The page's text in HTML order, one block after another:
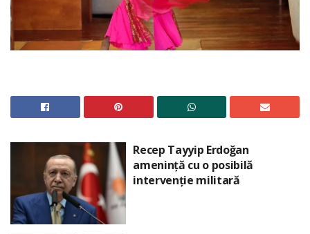
Recep Tayyip Erdoğan
amenință cu o posibilă
intervenție militară